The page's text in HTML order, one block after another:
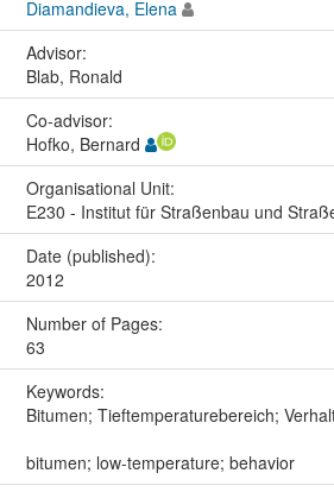
Diamandieva, Elena
Advisor:
Blab, Ronald
Co-advisor:
Hofko, Bernard
Organisational Unit:
E230 - Institut für Straßenbau und
Date (published):
2012
Number of Pages:
63
Keywords:
Bitumen; Tieftemperaturebereich;
bitumen; low-temperature; behavior